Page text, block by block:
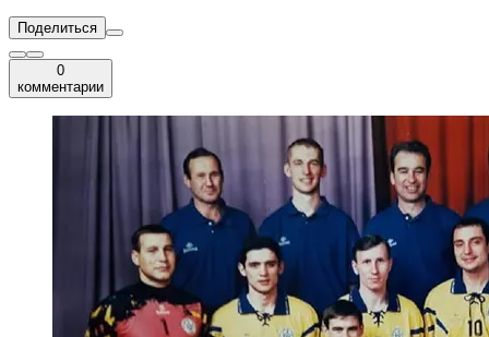
Поделиться
0
комментарии